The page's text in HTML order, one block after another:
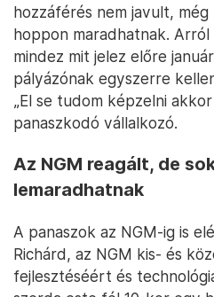
hozzáférés nem javult,
hoppon maradhatnak.
mindez mit jelez előre
pályázónak egyszerre
„El se tudom képzelni
panaszkodó vállalkozó.
Az NGM reagált, de
lemaradhatnak
A panaszok az NGM-ig is
Richárd, az NGM kis- és
fejlesztéséért és